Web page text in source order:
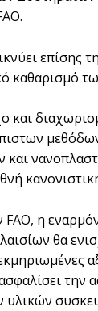
επίσης
καθαρισμό
και
και
η
θα
την